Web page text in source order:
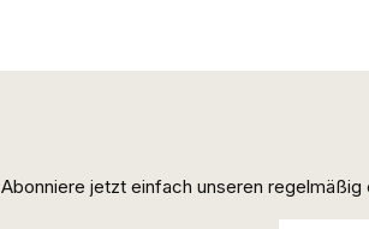
Abonniere jetzt einfach unseren